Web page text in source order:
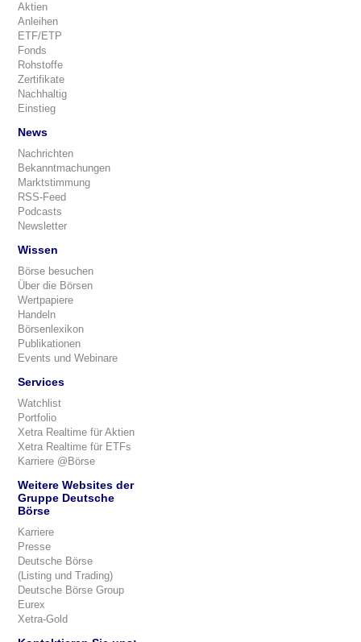
Aktien
Anleihen
ETF/ETP
Fonds
Rohstoffe
Zertifikate
Nachhaltig
Einstieg
News
Nachrichten
Bekanntmachungen
Marktstimmung
RSS-Feed
Podcasts
Newsletter
Wissen
Börse besuchen
Über die Börsen
Wertpapiere
Handeln
Börsenlexikon
Publikationen
Events und Webinare
Services
Watchlist
Portfolio
Xetra Realtime für Aktien
Xetra Realtime für ETFs
Karriere @Börse
Weitere Websites der
Gruppe Deutsche
Börse
Karriere
Presse
Deutsche Börse
(Listing und Trading)
Deutsche Börse Group
Eurex
Xetra-Gold